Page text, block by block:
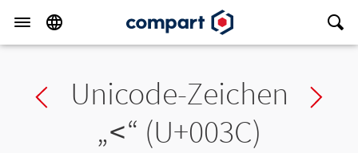
Previous char
Unicode-Zeichen
„<“ (U+003C)